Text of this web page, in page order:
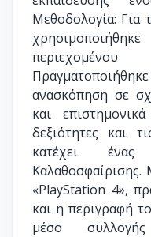
Μεθοδολογία: Για
ανασκόπηση σε
και
δεξιότητες και
κατέχει ένας
«PlayStation 4»,
και η περιγραφή
μέσο